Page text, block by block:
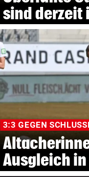
sind derzeit
3:3 GEGEN
Ausgleich